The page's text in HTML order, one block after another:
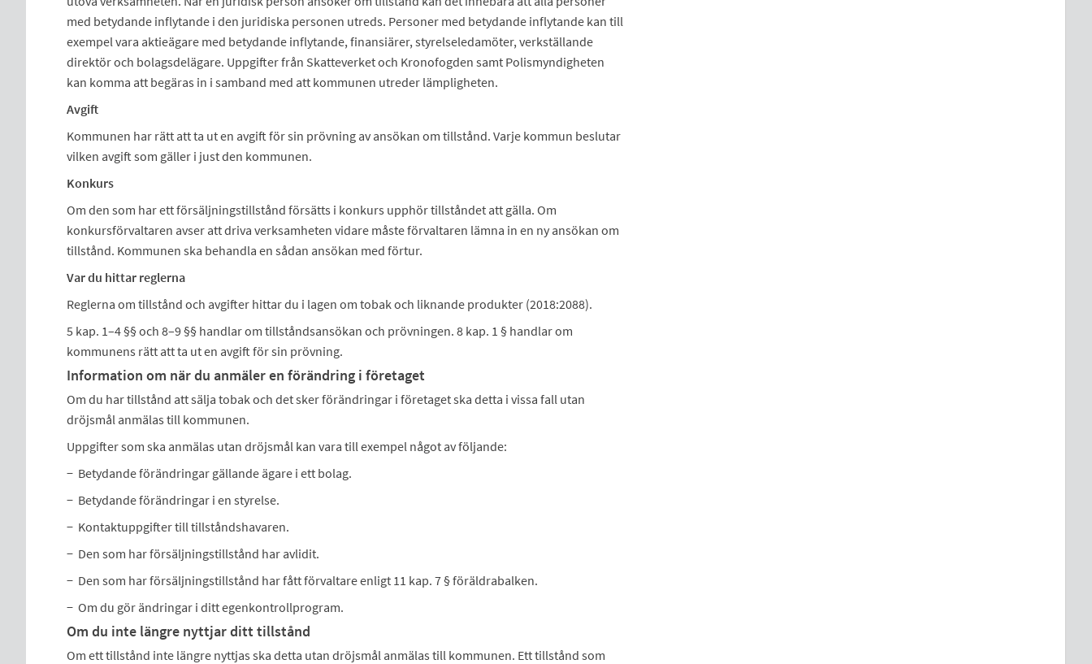
med betydande inflytande i den juridiska personen utreds. Personer med betydande inflytande kan till
exempel vara aktieägare med betydande inflytande, finansiärer, styrelseledamöter, verkställande
direktör och bolagsdelägare. Uppgifter från Skatteverket och Kronofogden samt Polismyndigheten
kan komma att begäras in i samband med att kommunen utreder lämpligheten.
Avgift
Kommunen har rätt att ta ut en avgift för sin prövning av ansökan om tillstånd. Varje kommun beslutar
vilken avgift som gäller i just den kommunen.
Konkurs
Om den som har ett försäljningstillstånd försätts i konkurs upphör tillståndet att gälla. Om
konkursförvaltaren avser att driva verksamheten vidare måste förvaltaren lämna in en ny ansökan om
tillstånd. Kommunen ska behandla en sådan ansökan med förtur.
Var du hittar reglerna
Reglerna om tillstånd och avgifter hittar du i lagen om tobak och liknande produkter (2018:2088).
5 kap. 1–4 §§ och 8–9 §§ handlar om tillståndsansökan och prövningen. 8 kap. 1 § handlar om
kommunens rätt att ta ut en avgift för sin prövning.
Information om när du anmäler en förändring i företaget
Om du har tillstånd att sälja tobak och det sker förändringar i företaget ska detta i vissa fall utan
dröjsmål anmälas till kommunen.
Uppgifter som ska anmälas utan dröjsmål kan vara till exempel något av följande:
− Betydande förändringar gällande ägare i ett bolag.
− Betydande förändringar i en styrelse.
− Kontaktuppgifter till tillståndshavaren.
− Den som har försäljningstillstånd har avlidit.
− Den som har försäljningstillstånd har fått förvaltare enligt 11 kap. 7 § föräldrabalken.
− Om du gör ändringar i ditt egenkontrollprogram.
Om du inte längre nyttjar ditt tillstånd
Om ett tillstånd inte längre nyttjas ska detta utan dröjsmål anmälas till kommunen. Ett tillstånd som